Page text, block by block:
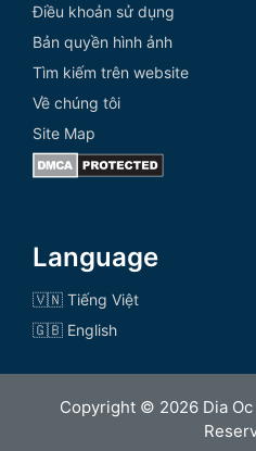
Điều khoản sử dụng
Bản quyền hình ảnh
Tìm kiếm trên website
Về chúng tôi
Site Map
Language
🇻🇳 Tiếng Việt
🇬🇧 English
Copyright © 2026 Dia